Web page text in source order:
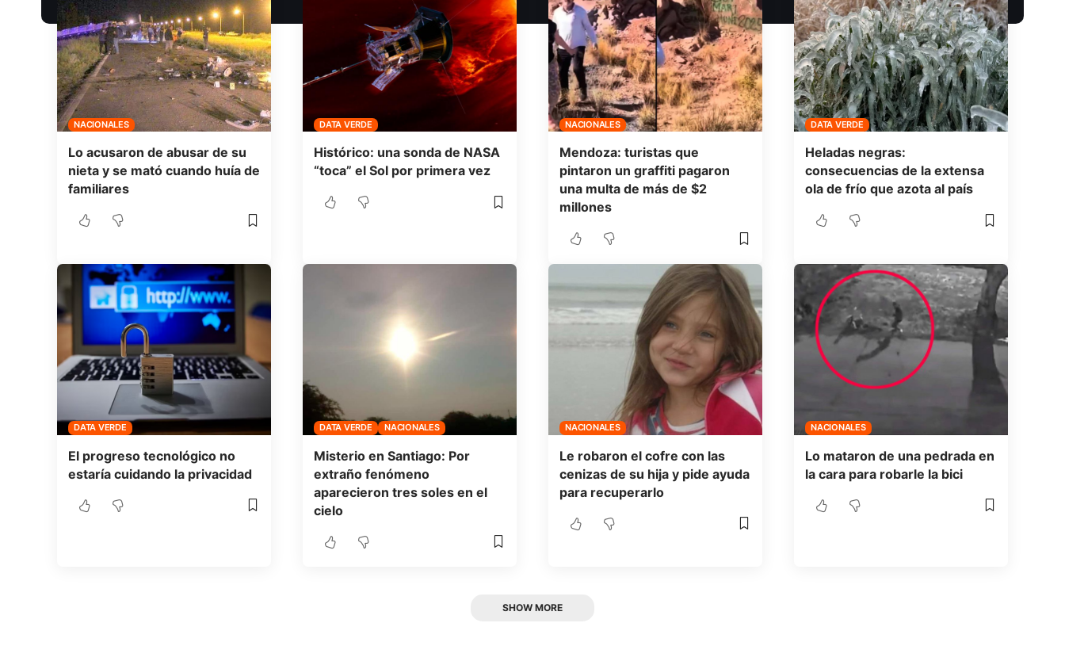
NACIONALES
Lo acusaron de abusar de su
nieta y se mató cuando huía de
familiares
DATA VERDE
Histórico: una sonda de NASA
“toca” el Sol por primera vez
NACIONALES
Mendoza: turistas que
pintaron un graffiti pagaron
una multa de más de $2
millones
DATA VERDE
Heladas negras:
consecuencias de la extensa
ola de frío que azota al país
DATA VERDE
El progreso tecnológico no
estaría cuidando la privacidad
DATA VERDE NACIONALES
Misterio en Santiago: Por
extraño fenómeno
aparecieron tres soles en el
cielo
NACIONALES
Le robaron el cofre con las
cenizas de su hija y pide ayuda
para recuperarlo
NACIONALES
Lo mataron de una pedrada en
la cara para robarle la bici
SHOW MORE